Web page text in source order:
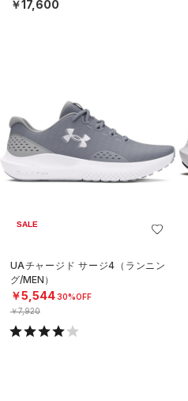
￥17,600
SALE
UAチャージド サージ4（ランニン
グ/MEN）
￥5,54430%OFF
￥7,920